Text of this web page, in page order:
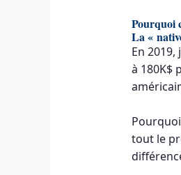
Pourquoi
La «
En
à 180K$
tout le